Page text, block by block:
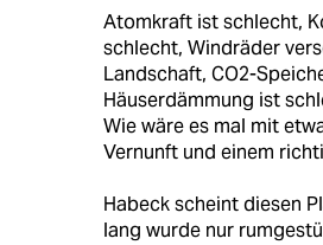
Atomkraft ist schlecht,
schlecht, Windräder
Landschaft, CO2-
Häuserdämmung ist
Wie wäre es mal mit
Vernunft und einem
Habeck scheint diesen
lang wurde nur